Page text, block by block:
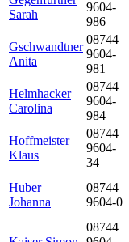
Sarah
9604-
986
Gschwandtner
Anita
08744
9604-
981
Helmhacker
Carolina
08744
9604-
984
Hoffmeister
Klaus
08744
9604-
34
Huber
Johanna
08744
9604-0
08744